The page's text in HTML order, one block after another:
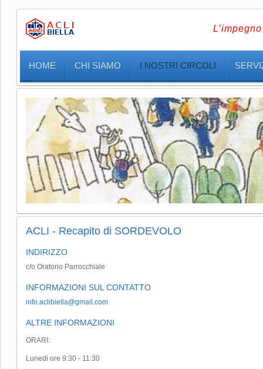
HOME CHI SIAMO I NOSTRI CIRCOLI
ACLI - Recapito di SORDEVOLO
INDIRIZZO
c/o Oratorio Parrocchiale
INFORMAZIONI SUL CONTATTO
info.aclibiella@gmail.com
ALTRE INFORMAZIONI
ORARI:
Lunedi ore 9:30 - 11:30